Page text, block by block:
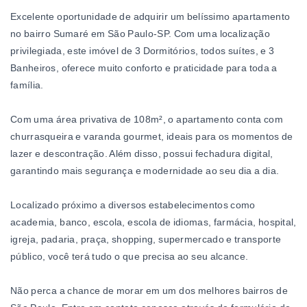
Excelente oportunidade de adquirir um belíssimo apartamento
no bairro Sumaré em São Paulo-SP. Com uma localização
privilegiada, este imóvel de 3 Dormitórios, todos suítes, e 3
Banheiros, oferece muito conforto e praticidade para toda a
família.
Com uma área privativa de 108m², o apartamento conta com
churrasqueira e varanda gourmet, ideais para os momentos de
lazer e descontração. Além disso, possui fechadura digital,
garantindo mais segurança e modernidade ao seu dia a dia.
Localizado próximo a diversos estabelecimentos como
academia, banco, escola, escola de idiomas, farmácia, hospital,
igreja, padaria, praça, shopping, supermercado e transporte
público, você terá tudo o que precisa ao seu alcance.
Não perca a chance de morar em um dos melhores bairros de